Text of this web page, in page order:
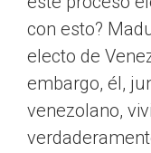
con esto?
electo de
embargo, él,
venezolano,